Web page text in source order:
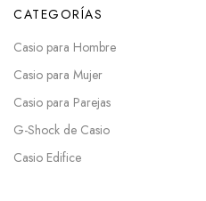
CATEGORÍAS
Casio para Hombre
Casio para Mujer
Casio para Parejas
G-Shock de Casio
Casio Edifice